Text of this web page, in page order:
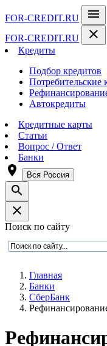
FOR-CREDIT.RU menu
FOR-CREDIT.RU close
Кредиты
Подбор кредитов
Потребительские
Автокредиты
Кредитные карты
Статьи
Вопрос / Ответ
Банки
room Вся Россия
search
close
Поиск по сайту
Главная
Банки
СберБанк